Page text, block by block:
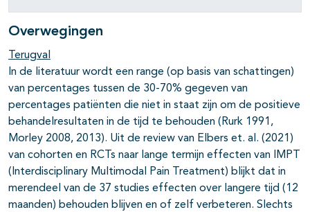
Overwegingen
Terugval
In de literatuur wordt een range (op basis van schattingen)
van percentages tussen de 30-70% gegeven van
percentages patiënten die niet in staat zijn om de positieve
behandelresultaten in de tijd te behouden (Rurk 1991,
Morley 2008, 2013). Uit de review van Elbers et. al. (2021)
van cohorten en RCTs naar lange termijn effecten van IMPT
(Interdisciplinary Multimodal Pain Treatment) blijkt dat in
merendeel van de 37 studies effecten over langere tijd (12
maanden) behouden blijven en of zelf verbeteren. Slechts